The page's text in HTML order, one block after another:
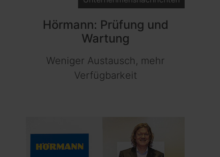
Hörmann: Prüfung und
Wartung
Weniger Austausch, mehr
Verfügbarkeit